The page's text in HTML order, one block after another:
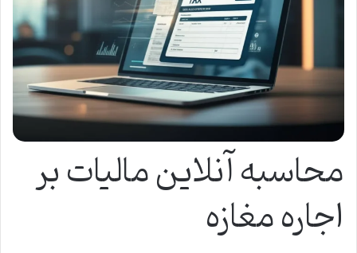
محاسبه آنلاین مالیات بر
اجاره مغازه